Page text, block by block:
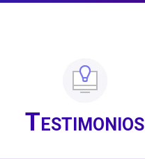
Testimonios